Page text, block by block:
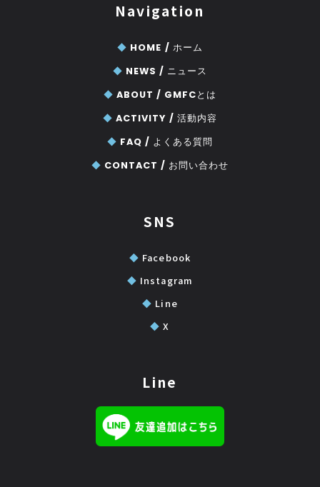
Navigation
◆ HOME / ホーム
◆ NEWS / ニュース
◆ ABOUT / GMFCとは
◆ ACTIVITY / 活動内容
◆ FAQ / よくある質問
◆ CONTACT / お問い合わせ
SNS
◆ Facebook
◆ Instagram
◆ Line
◆ X
Line